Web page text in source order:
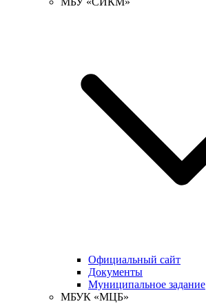
Официальный сайт
Документы
Муниципальное задание
МБУК «МЦБ»